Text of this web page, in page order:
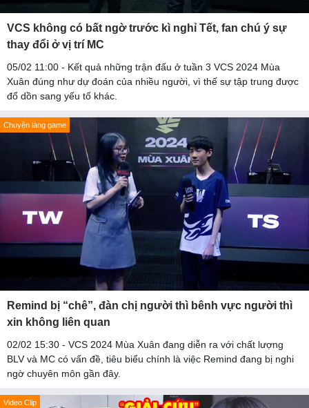
VCS không có bất ngờ trước kì nghỉ Tết, fan chú ý sự
thay đổi ở vị trí MC
05/02 11:00 - Kết quả những trận đấu ở tuần 3 VCS 2024 Mùa
Xuân đúng như dự đoán của nhiều người, vì thế sự tập trung được
đổ dồn sang yếu tố khác.
Chuyện làng game
Remind bị “chê”, đàn chị người thì bênh vực người thì
xin không liên quan
02/02 15:30 - VCS 2024 Mùa Xuân đang diễn ra với chất lượng
BLV và MC có vấn đề, tiêu biểu chính là việc Remind đang bị nghi
ngờ chuyên môn gần đây.
Video Clip